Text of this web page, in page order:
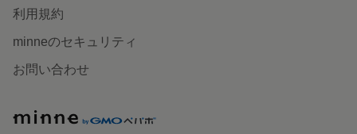
利用規約
minneのセキュリティ
お問い合わせ